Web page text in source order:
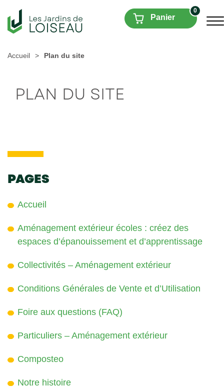
0
Panier
Accueil > Plan du site
PLAN DU SITE
PAGES
Accueil
Aménagement extérieur écoles : créez des
espaces d’épanouissement et d’apprentissage
Collectivités – Aménagement extérieur
Conditions Générales de Vente et d’Utilisation
Foire aux questions (FAQ)
Particuliers – Aménagement extérieur
Composteo
Notre histoire